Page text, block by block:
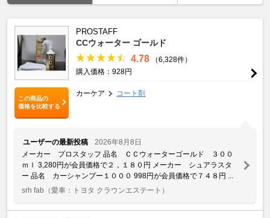
この商品の
価格を比較する
PROSTAFF
CCウォーター ゴールド
4.78
（6,328件）
購入価格：928円
カーケア コート剤
ユーザーの最新投稿
2026年8月8日
メーカー プロスタッフ 品名 ＣＣウォーターゴールド ３００
ｍｌ 3,280円が会員価格で２，１８０円 メーカー シュアラスタ
ー 品名 カーシャンプー１０００ 998円が会員価格で７４８円 ...
srh fab （愛車：トヨタ クラウンエステート）